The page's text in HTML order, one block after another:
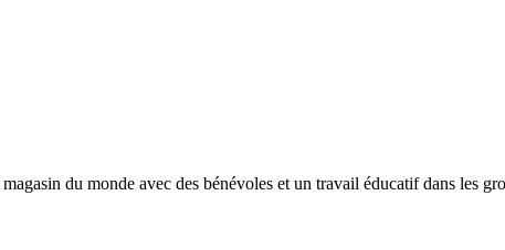
du monde avec des bénévoles et un travail éducatif dans les